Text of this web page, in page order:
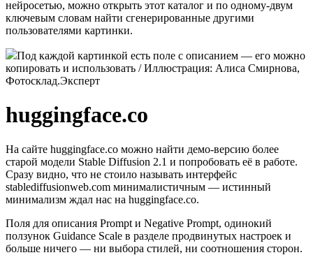
нейросетью, можно открыть этот каталог и по одному-двум
ключевым словам найти сгенерированные другими
пользователями картинки.
Под каждой картинкой есть поле с описанием — его можно
копировать и использовать / Иллюстрация: Алиса Смирнова,
Фотосклад.Эксперт
huggingface.co
На сайте huggingface.co можно найти демо-версию более
старой модели Stable Diffusion 2.1 и попробовать её в работе.
Сразу видно, что не стоило называть интерфейс
stablediffusionweb.com минималистичным — истинный
минимализм ждал нас на huggingface.co.
Поля для описания Prompt и Negative Prompt, одинокий
ползунок Guidance Scale в разделе продвинутых настроек и
больше ничего — ни выбора стилей, ни соотношения сторон.